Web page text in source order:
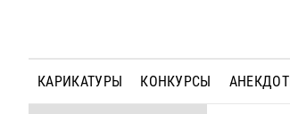
КАРИКАТУРЫ КОНКУРСЫ